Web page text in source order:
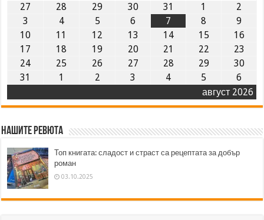
август 2026
27 28 29 30 31 1
2
3
4 5 6 7 8
9
10
11 12 13 14 15
16
17
18 19 20 21 22
23
24
25 26 27 28 29
30
31
1 2 3 4 5 6
Нашите ревюта
Топ книгата: сладост и страст са рецептата за добър
роман
03.10.2025